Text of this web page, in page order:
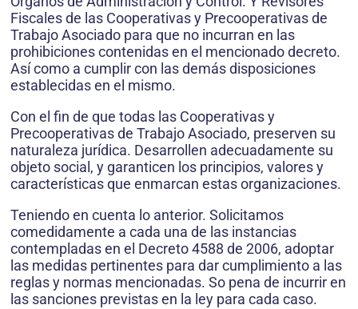
Fiscales de las Cooperativas y Precooperativas de
Trabajo Asociado para que no incurran en las
prohibiciones contenidas en el mencionado decreto.
Así como a cumplir con las demás disposiciones
establecidas en el mismo.
Con el fin de que todas las Cooperativas y
Precooperativas de Trabajo Asociado, preserven su
naturaleza jurídica. Desarrollen adecuadamente su
objeto social, y garanticen los principios, valores y
características que enmarcan estas organizaciones.
Teniendo en cuenta lo anterior. Solicitamos
comedidamente a cada una de las instancias
contempladas en el Decreto 4588 de 2006, adoptar
las medidas pertinentes para dar cumplimiento a las
reglas y normas mencionadas. So pena de incurrir en
las sanciones previstas en la ley para cada caso.